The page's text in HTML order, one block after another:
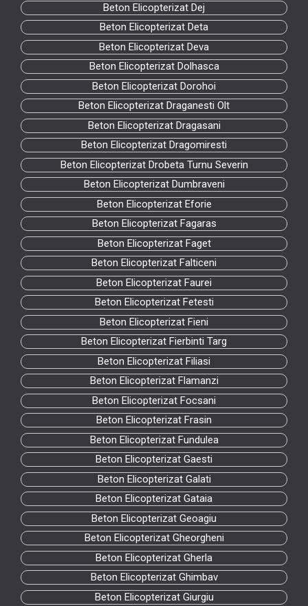
Beton Elicopterizat Dej
Beton Elicopterizat Deta
Beton Elicopterizat Deva
Beton Elicopterizat Dolhasca
Beton Elicopterizat Dorohoi
Beton Elicopterizat Draganesti Olt
Beton Elicopterizat Dragasani
Beton Elicopterizat Dragomiresti
Beton Elicopterizat Drobeta Turnu Severin
Beton Elicopterizat Dumbraveni
Beton Elicopterizat Eforie
Beton Elicopterizat Fagaras
Beton Elicopterizat Faget
Beton Elicopterizat Falticeni
Beton Elicopterizat Faurei
Beton Elicopterizat Fetesti
Beton Elicopterizat Fieni
Beton Elicopterizat Fierbinti Targ
Beton Elicopterizat Filiasi
Beton Elicopterizat Flamanzi
Beton Elicopterizat Focsani
Beton Elicopterizat Frasin
Beton Elicopterizat Fundulea
Beton Elicopterizat Gaesti
Beton Elicopterizat Galati
Beton Elicopterizat Gataia
Beton Elicopterizat Geoagiu
Beton Elicopterizat Gheorgheni
Beton Elicopterizat Gherla
Beton Elicopterizat Ghimbav
Beton Elicopterizat Giurgiu